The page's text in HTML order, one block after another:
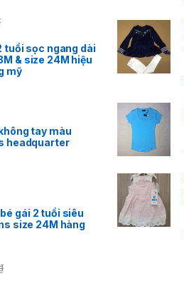
tuổi sọc ngang dài
& size 24M hiệu
mỹ
tay màu
headquarter
gái 2 tuổi siêu
size 24M hàng